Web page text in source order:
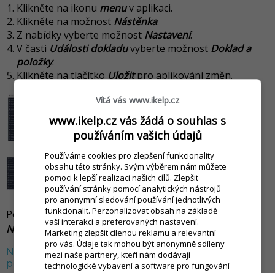
Klikněte na ikonu menuv aplikaci.
Klikněte na možnost Nástěnka.
Z nabídky vyberte možnost Nastavení.
V časti Události dokladuvyberte možnost Doklad a
položky.
Klikněte na tlačítko Uložitpro aplikování změn.
Po kliknutí na ikonu
příslušného záznamu v
Nástěnce, se zobrazí detailnější informace o změnách.
Nastavení práv pro zobrazení statistiky změn na
položkách / dokladech
Vítá vás www.ikelp.cz
www.ikelp.cz vás žádá o souhlas s
používáním vašich údajů
Používáme cookies pro zlepšení funkcionality
obsahu této stránky. Svým výběrem nám můžete
pomoci k lepší realizaci našich cílů. Zlepšit
používání stránky pomocí analytických nástrojů
pro anonymní sledování používání jednotlivých
funkcionalit. Perzonalizovat obsah na základě
vaší interakci a preferovaných nastavení.
Marketing zlepšit cílenou reklamu a relevantní
pro vás. Údaje tak mohou být anonymně sdíleny
mezi naše partnery, kteří nám dodávají
technologické vybavení a software pro fungování